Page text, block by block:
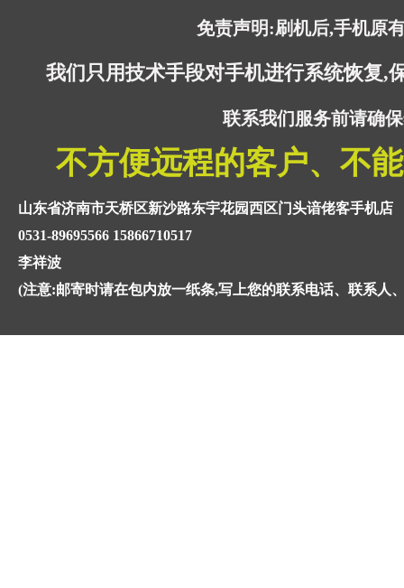
免责声明:刷机后,手机原
我们只用技术手段对手机进行系统恢复,
联系我们服务前请确
不方便远程的客户、不
山东省济南市天桥区新沙路东宇花园西区门头谙佬客手机店
0531-89695566 15866710517
李祥波
(注意:邮寄时请在包内放一纸条,写上您的联系电话、联系人